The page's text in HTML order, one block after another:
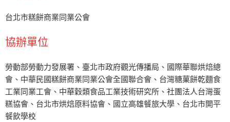
台北市糕餅商業同業公會
協辦單位
勞動部勞動力發展署、臺北市政府觀光傳播局、國際華聯烘焙總
會、中華民國糕餅商業同業公會全國聯合會、台灣糖菓餅乾麵食
工業同業工會、中華穀類食品工業技術研究所、社團法人台灣蛋
糕協會、台北市烘焙原料協會、國立高雄餐旅大學、台北市開平
餐飲學校